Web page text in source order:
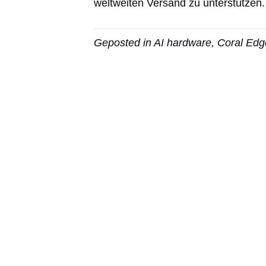
weltweiten Versand zu unterstützen.
Geposted inAI hardware, Coral